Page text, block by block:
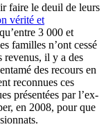
faire le deuil de leurs
vérité et
3 000 et
familles n’ont cessé
revenus, il y a des
des recours en
reconnues ces
présentées par l’ex-
en 2008, pour que